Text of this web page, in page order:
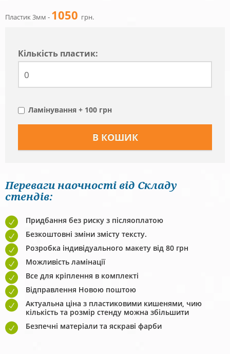
Пластик 3мм - 1050 грн.
Кiлькiсть пластик:
Ламінування + 100 грн
Переваги наочності від Складу
стендів:
Придбання без риску з післяоплатою
Безкоштовні зміни змісту тексту.
Розробка індивідуального макету від 80 грн
Можливість ламінації
Все для кріплення в комплекті
Відправлення Новою поштою
Актуальна ціна з пластиковими кишенями, чию
кількість та розмір стенду можна збільшити
Безпечні матеріали та яскраві фарби